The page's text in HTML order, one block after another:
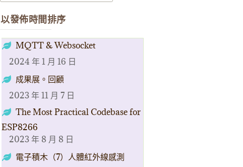
以發佈時間排序
MQTT & Websocket
2024 年 1 月 16 日
成果展。回顧
2023 年 11 月 7 日
The Most Practical Codebase for
ESP8266
2023 年 8 月 8 日
電子積木（7）人體紅外線感測